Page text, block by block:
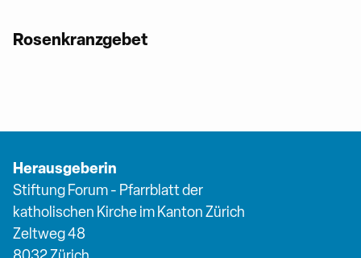
Rosenkranzgebet
Herausgeberin
Stiftung Forum - Pfarrblatt der
katholischen Kirche im Kanton Zürich
Zeltweg 48